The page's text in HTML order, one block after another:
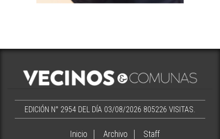
EDICIÓN N° 2954 DEL DÍA 03/08/2026 805226 VISITAS.
Inicio Archivo Staff